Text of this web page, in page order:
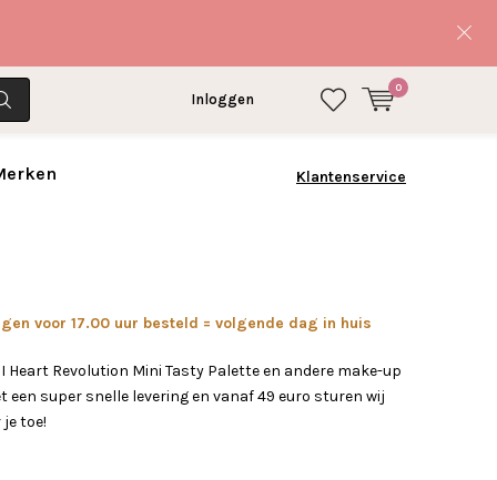
Inloggen
0
Klantenservice
voor 17.00 uur besteld = volgende dag in huis
Heart Revolution Mini Tasty Palette en andere make-up
een super snelle levering en vanaf 49 euro sturen wij
toe!